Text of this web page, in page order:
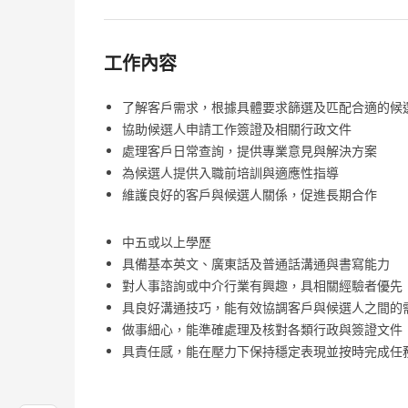
工作內容
了解客戶需求，根據具體要求篩選及匹配合適的候
協助候選人申請工作簽證及相關行政文件
處理客戶日常查詢，提供專業意見與解決方案
為候選人提供入職前培訓與適應性指導
維護良好的客戶與候選人關係，促進長期合作
中五或以上學歷
具備基本英文、廣東話及普通話溝通與書寫能力
對人事諮詢或中介行業有興趣，具相關經驗者優先
具良好溝通技巧，能有效協調客戶與候選人之間的
做事細心，能準確處理及核對各類行政與簽證文件
具責任感，能在壓力下保持穩定表現並按時完成任